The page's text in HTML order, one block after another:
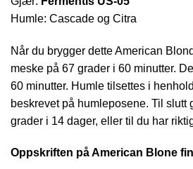
Humle: Cascade og Citra
Når du brygger dette American
meske på 67 grader i 60 minutter.
60 minutter. Humle tilsettes i
beskrevet på humleposene. Til
grader i 14 dager, eller til du har
Oppskriften på American Blone